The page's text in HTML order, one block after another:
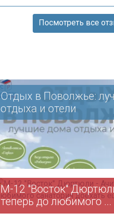
Посмотреть все
Отдых в Поволжье:
отдыха и отели
М-12 "Восток"
теперь до любимого ...